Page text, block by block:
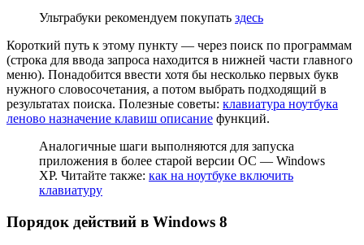
Ультрабуки рекомендуем покупать здесь
Короткий путь к этому пункту — через поиск по программам
(строка для ввода запроса находится в нижней части главного
меню). Понадобится ввести хотя бы несколько первых букв
нужного словосочетания, а потом выбрать подходящий в
результатах поиска. Полезные советы: клавиатура ноутбука
леново назначение клавиш описание функций.
Аналогичные шаги выполняются для запуска
приложения в более старой версии ОС — Windows
XP. Читайте также: как на ноутбуке включить
клавиатуру
Порядок действий в Windows 8